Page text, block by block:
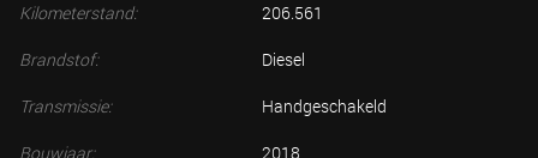
Kilometerstand: 206.561
Brandstof: Diesel
Transmissie: Handgeschakeld
Bouwjaar: 2018